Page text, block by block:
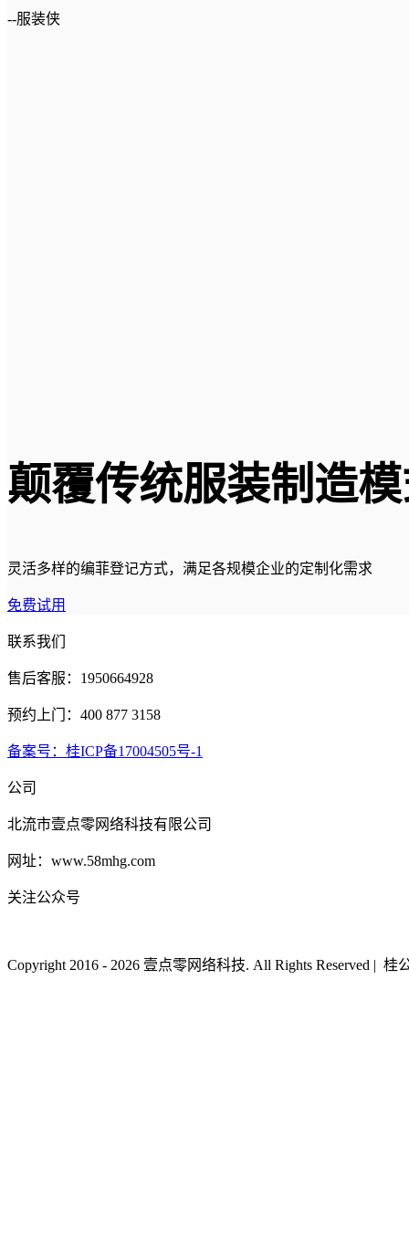
--服装侠
颠覆传统服装制造
灵活多样的编菲登记方式，满足各规模企业的定制化需求
免费试用
联系我们
售后客服：1950664928
预约上门：400 877 3158
备案号：桂ICP备17004505号-1
公司
北流市壹点零网络科技有限公司
网址：www.58mhg.com
关注公众号
Copyright 2016 - 2026 壹点零网络科技. All Rights Reserved | 桂